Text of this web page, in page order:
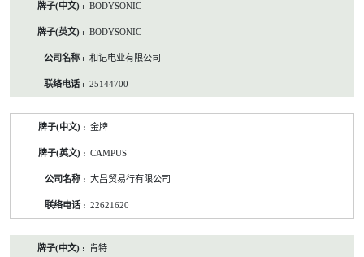
BODYSONIC
BODYSONIC
和记电业有限公司
25144700
金牌
CAMPUS
大昌贸易行有限公司
22621620
肯特